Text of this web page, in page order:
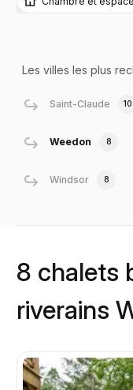
Les villes les plus
Saint-Claude 10
Weedon 8
Windsor 8
8 chalets
riverains